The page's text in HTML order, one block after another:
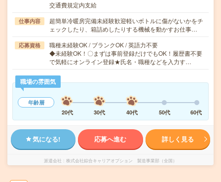
交通費規定内支給
仕事内容
超簡単冷暖房完備未経験歓迎軽いボトルに傷がないかをチ
ェックしたり、箱詰めしたりする機械を動かすお仕事…
応募資格
職種未経験OK / ブランクOK / 英語力不要
◆未経験OK！〇まずは事前登録だけでもOK！履歴書不要
で気軽にオンライン登録★氏名・職種などを入力す…
職場の雰囲気
年齢層
20代
30代 40代 50代 60代
気になる! 応募へ進む 詳しく見る
派遣会社 株式会社綜合キャリアオプション 製造事業部（全国）